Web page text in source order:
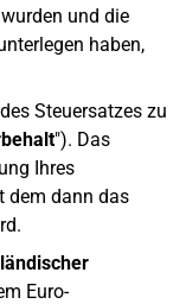
und die
haben,
Steuersatzes zu
"). Das
Ihres
dem dann das
Euro-